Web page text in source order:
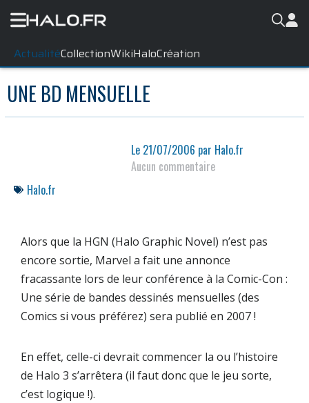
ActualitéCollectionWikiHaloCréation
UNE BD MENSUELLE
Le 21/07/2006 par Halo.fr
Aucun commentaire
Halo.fr
Alors que la HGN (Halo Graphic Novel) n’est pas
encore sortie, Marvel a fait une annonce
fracassante lors de leur conférence à la Comic-Con :
Une série de bandes dessinés mensuelles (des
Comics si vous préférez) sera publié en 2007 !
En effet, celle-ci devrait commencer la ou l’histoire
de Halo 3 s’arrêtera (il faut donc que le jeu sorte,
c’est logique !).